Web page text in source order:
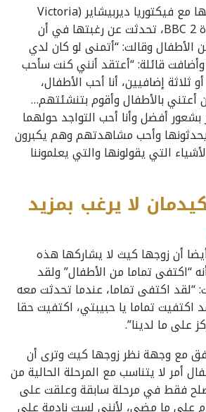
وفي مقابلة جديدة لها مع فيكتوريا ديربيشاير (Victoria
Derbyshire) من قناة BBC 2، تحدثت عن رغبتها في أن
الأطفال وقالت: “أتمنى لو كان لدي
وأضافت قائلة: “أعتقد أنني كنت سأحب
إضافيين، أنا أحب الأطفال،
أعتني بالأطفال وأقوم بتنشئتهم…
أفضل وأنا أحب التواجد حولهما
وأحب مشاهدتهم وهم يكبرون
التي يقولونها والتي يعلموننا
لا يرغب بمزيد
أن زوجها كيث لا يشاركها هذه
“اكتفى تماما من الأطفال” ولقد
“لقد اكتفى تماما، عندما تحدثت معه
اكتفيت تماما يا حبيبتي، اكتفيت حقا
على ما لدينا”.
مع وجهة نظر زوجها كيث وترى أن
أمر لا يتناسب مع المرحلة الحالية من
فقط في مرحلة سابقة وعلقت على
على ما مضى، لأنني لست نادمة على